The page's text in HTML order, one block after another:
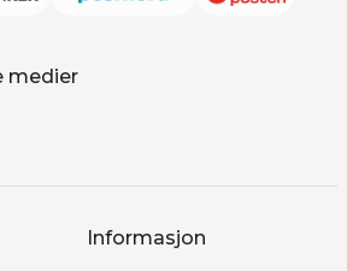
medier
Informasjon